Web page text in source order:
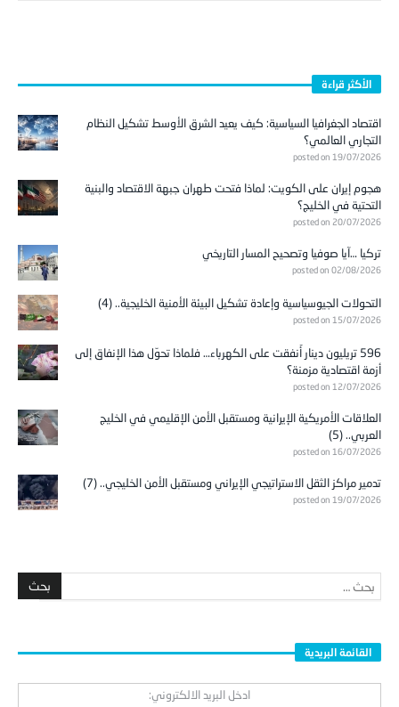
الأكثر قراءة
اقتصاد الجغرافيا السياسية: كيف يعيد الشرق الأوسط تشكيل النظام
التجاري العالمي؟
posted on 19/07/2026
هجوم إيران على الكويت: لماذا فتحت طهران جبهة الاقتصاد والبنية
التحتية في الخليج؟
posted on 20/07/2026
تركيا …آيا صوفيا وتصحيح المسار التاريخي
posted on 02/08/2026
التحولات الجيوسياسية وإعادة تشكيل البيئة الأمنية الخليجية.. (4)
posted on 15/07/2026
596 تريليون دينار أُنفقت على الكهرباء… فلماذا تحوّل هذا الإنفاق إلى
أزمة اقتصادية مزمنة؟
posted on 12/07/2026
العلاقات الأمريكية الإيرانية ومستقبل الأمن الإقليمي في الخليج
العربي.. (5)
posted on 16/07/2026
تدمير مراكز الثقل الاستراتيجي الإيراني ومستقبل الأمن الخليجي.. (7)
posted on 19/07/2026
القائمة البريدية
ادخل البريد الالكتروني: